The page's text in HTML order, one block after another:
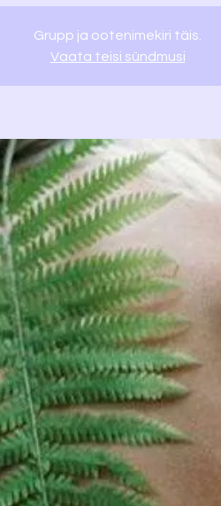
Grupp ja ootenimekiri täis.
Vaata teisi sündmusi